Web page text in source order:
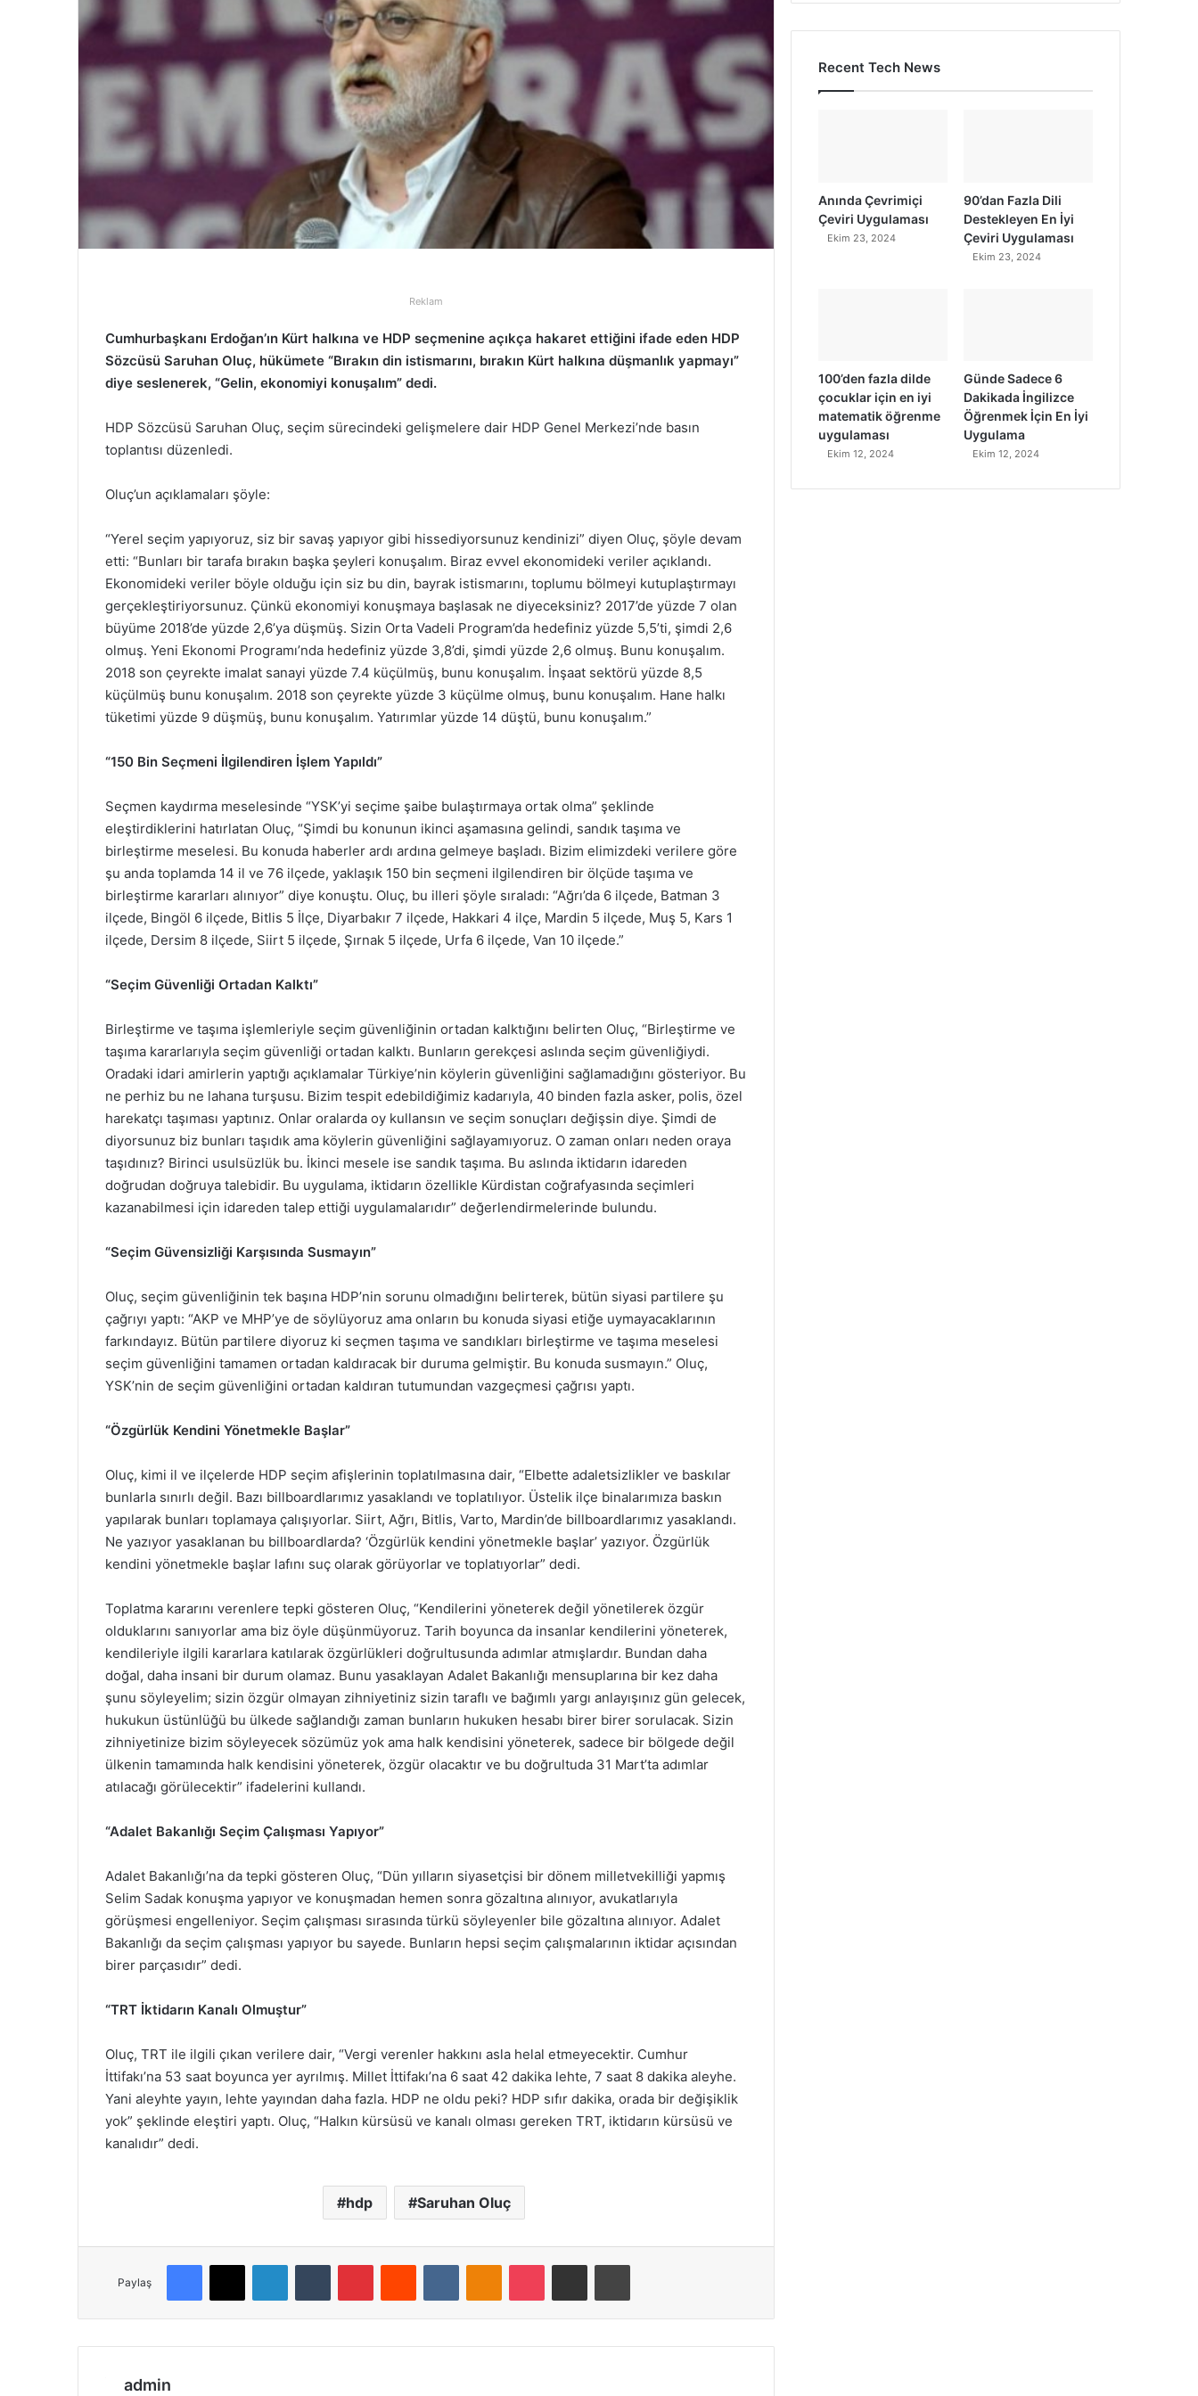
e
k
Reklam
Cumhurbaşkanı Erdoğan’ın Kürt halkına ve HDP seçmenine açıkça hakaret ettiğini ifade eden HDP
Sözcüsü Saruhan Oluç, hükümete “Bırakın din istismarını, bırakın Kürt halkına düşmanlık yapmayı”
diye seslenerek, “Gelin, ekonomiyi konuşalım” dedi.
HDP Sözcüsü Saruhan Oluç, seçim sürecindeki gelişmelere dair HDP Genel Merkezi’nde basın
toplantısı düzenledi.
Oluç’un açıklamaları şöyle:
“Yerel seçim yapıyoruz, siz bir savaş yapıyor gibi hissediyorsunuz kendinizi” diyen Oluç, şöyle devam
etti: “Bunları bir tarafa bırakın başka şeyleri konuşalım. Biraz evvel ekonomideki veriler açıklandı.
Ekonomideki veriler böyle olduğu için siz bu din, bayrak istismarını, toplumu bölmeyi kutuplaştırmayı
gerçekleştiriyorsunuz. Çünkü ekonomiyi konuşmaya başlasak ne diyeceksiniz? 2017’de yüzde 7 olan
büyüme 2018’de yüzde 2,6’ya düşmüş. Sizin Orta Vadeli Program’da hedefiniz yüzde 5,5’ti, şimdi 2,6
olmuş. Yeni Ekonomi Programı’nda hedefiniz yüzde 3,8’di, şimdi yüzde 2,6 olmuş. Bunu konuşalım.
2018 son çeyrekte imalat sanayi yüzde 7.4 küçülmüş, bunu konuşalım. İnşaat sektörü yüzde 8,5
küçülmüş bunu konuşalım. 2018 son çeyrekte yüzde 3 küçülme olmuş, bunu konuşalım. Hane halkı
tüketimi yüzde 9 düşmüş, bunu konuşalım. Yatırımlar yüzde 14 düştü, bunu konuşalım.”
“150 Bin Seçmeni İlgilendiren İşlem Yapıldı”
Seçmen kaydırma meselesinde “YSK’yi seçime şaibe bulaştırmaya ortak olma” şeklinde
eleştirdiklerini hatırlatan Oluç, “Şimdi bu konunun ikinci aşamasına gelindi, sandık taşıma ve
birleştirme meselesi. Bu konuda haberler ardı ardına gelmeye başladı. Bizim elimizdeki verilere göre
şu anda toplamda 14 il ve 76 ilçede, yaklaşık 150 bin seçmeni ilgilendiren bir ölçüde taşıma ve
birleştirme kararları alınıyor” diye konuştu. Oluç, bu illeri şöyle sıraladı: “Ağrı’da 6 ilçede, Batman 3
ilçede, Bingöl 6 ilçede, Bitlis 5 İlçe, Diyarbakır 7 ilçede, Hakkari 4 ilçe, Mardin 5 ilçede, Muş 5, Kars 1
ilçede, Dersim 8 ilçede, Siirt 5 ilçede, Şırnak 5 ilçede, Urfa 6 ilçede, Van 10 ilçede.”
“Seçim Güvenliği Ortadan Kalktı”
Birleştirme ve taşıma işlemleriyle seçim güvenliğinin ortadan kalktığını belirten Oluç, “Birleştirme ve
taşıma kararlarıyla seçim güvenliği ortadan kalktı. Bunların gerekçesi aslında seçim güvenliğiydi.
Oradaki idari amirlerin yaptığı açıklamalar Türkiye’nin köylerin güvenliğini sağlamadığını gösteriyor. Bu
ne perhiz bu ne lahana turşusu. Bizim tespit edebildiğimiz kadarıyla, 40 binden fazla asker, polis, özel
harekatçı taşıması yaptınız. Onlar oralarda oy kullansın ve seçim sonuçları değişsin diye. Şimdi de
diyorsunuz biz bunları taşıdık ama köylerin güvenliğini sağlayamıyoruz. O zaman onları neden oraya
taşıdınız? Birinci usulsüzlük bu. İkinci mesele ise sandık taşıma. Bu aslında iktidarın idareden
doğrudan doğruya talebidir. Bu uygulama, iktidarın özellikle Kürdistan coğrafyasında seçimleri
kazanabilmesi için idareden talep ettiği uygulamalarıdır” değerlendirmelerinde bulundu.
“Seçim Güvensizliği Karşısında Susmayın”
Oluç, seçim güvenliğinin tek başına HDP’nin sorunu olmadığını belirterek, bütün siyasi partilere şu
çağrıyı yaptı: “AKP ve MHP’ye de söylüyoruz ama onların bu konuda siyasi etiğe uymayacaklarının
farkındayız. Bütün partilere diyoruz ki seçmen taşıma ve sandıkları birleştirme ve taşıma meselesi
seçim güvenliğini tamamen ortadan kaldıracak bir duruma gelmiştir. Bu konuda susmayın.” Oluç,
YSK’nin de seçim güvenliğini ortadan kaldıran tutumundan vazgeçmesi çağrısı yaptı.
“Özgürlük Kendini Yönetmekle Başlar”
Oluç, kimi il ve ilçelerde HDP seçim afişlerinin toplatılmasına dair, “Elbette adaletsizlikler ve baskılar
bunlarla sınırlı değil. Bazı billboardlarımız yasaklandı ve toplatılıyor. Üstelik ilçe binalarımıza baskın
yapılarak bunları toplamaya çalışıyorlar. Siirt, Ağrı, Bitlis, Varto, Mardin’de billboardlarımız yasaklandı.
Ne yazıyor yasaklanan bu billboardlarda? ‘Özgürlük kendini yönetmekle başlar’ yazıyor. Özgürlük
kendini yönetmekle başlar lafını suç olarak görüyorlar ve toplatıyorlar” dedi.
Toplatma kararını verenlere tepki gösteren Oluç, “Kendilerini yöneterek değil yönetilerek özgür
olduklarını sanıyorlar ama biz öyle düşünmüyoruz. Tarih boyunca da insanlar kendilerini yöneterek,
kendileriyle ilgili kararlara katılarak özgürlükleri doğrultusunda adımlar atmışlardır. Bundan daha
doğal, daha insani bir durum olamaz. Bunu yasaklayan Adalet Bakanlığı mensuplarına bir kez daha
şunu söyleyelim; sizin özgür olmayan zihniyetiniz sizin taraflı ve bağımlı yargı anlayışınız gün gelecek,
hukukun üstünlüğü bu ülkede sağlandığı zaman bunların hukuken hesabı birer birer sorulacak. Sizin
zihniyetinize bizim söyleyecek sözümüz yok ama halk kendisini yöneterek, sadece bir bölgede değil
ülkenin tamamında halk kendisini yöneterek, özgür olacaktır ve bu doğrultuda 31 Mart’ta adımlar
atılacağı görülecektir” ifadelerini kullandı.
“Adalet Bakanlığı Seçim Çalışması Yapıyor”
Adalet Bakanlığı’na da tepki gösteren Oluç, “Dün yılların siyasetçisi bir dönem milletvekilliği yapmış
Selim Sadak konuşma yapıyor ve konuşmadan hemen sonra gözaltına alınıyor, avukatlarıyla
görüşmesi engelleniyor. Seçim çalışması sırasında türkü söyleyenler bile gözaltına alınıyor. Adalet
Bakanlığı da seçim çalışması yapıyor bu sayede. Bunların hepsi seçim çalışmalarının iktidar açısından
birer parçasıdır” dedi.
“TRT İktidarın Kanalı Olmuştur”
Oluç, TRT ile ilgili çıkan verilere dair, “Vergi verenler hakkını asla helal etmeyecektir. Cumhur
İttifakı’na 53 saat boyunca yer ayrılmış. Millet İttifakı’na 6 saat 42 dakika lehte, 7 saat 8 dakika aleyhe.
Yani aleyhte yayın, lehte yayından daha fazla. HDP ne oldu peki? HDP sıfır dakika, orada bir değişiklik
yok” şeklinde eleştiri yaptı. Oluç, “Halkın kürsüsü ve kanalı olması gereken TRT, iktidarın kürsüsü ve
kanalıdır” dedi.
hdp Saruhan Oluç
Paylaş
admin
Recent Tech News
Anında Çevrimiçi
Çeviri Uygulaması
Ekim 23, 2024
90’dan Fazla Dili
Destekleyen En İyi
Çeviri Uygulaması
Ekim 23, 2024
100’den fazla dilde
çocuklar için en iyi
matematik öğrenme
uygulaması
Ekim 12, 2024
Günde Sadece 6
Dakikada İngilizce
Öğrenmek İçin En İyi
Uygulama
Ekim 12, 2024